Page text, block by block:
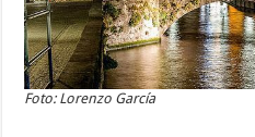
Foto: Lorenzo García